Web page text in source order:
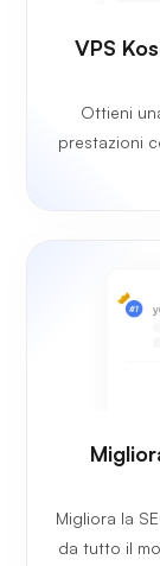
VPS
Ottieni
prestazioni
Migliora la
da tutto il